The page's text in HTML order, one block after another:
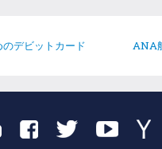
のデビットカード ANA